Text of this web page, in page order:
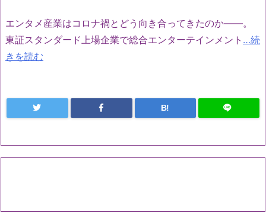
エンタメ産業はコロナ禍とどう向き合ってきたのか――。
東証スタンダード上場企業で総合エンターテインメント …続
きを読む
B!